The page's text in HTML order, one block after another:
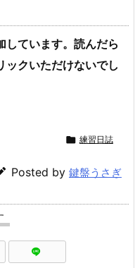
しています。読んだら
ックいただけないでし
 練習日誌
Posted by 鍵盤うさぎ